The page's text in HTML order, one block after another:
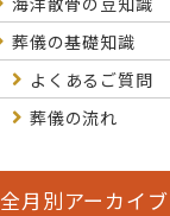
葬儀の基礎知識
よくあるご質問
葬儀の流れ
全月別アーカイブ